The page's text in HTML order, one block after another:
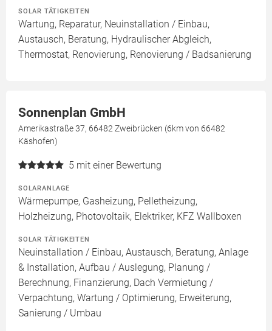
SOLAR TÄTIGKEITEN
Wartung, Reparatur, Neuinstallation / Einbau,
Austausch, Beratung, Hydraulischer Abgleich,
Thermostat, Renovierung, Renovierung / Badsanierung
Sonnenplan GmbH
Amerikastraße 37, 66482 Zweibrücken (6km von 66482
Käshofen)
5 mit einer Bewertung
SOLARANLAGE
Wärmepumpe, Gasheizung, Pelletheizung,
Holzheizung, Photovoltaik, Elektriker, KFZ Wallboxen
SOLAR TÄTIGKEITEN
Neuinstallation / Einbau, Austausch, Beratung, Anlage
& Installation, Aufbau / Auslegung, Planung /
Berechnung, Finanzierung, Dach Vermietung /
Verpachtung, Wartung / Optimierung, Erweiterung,
Sanierung / Umbau